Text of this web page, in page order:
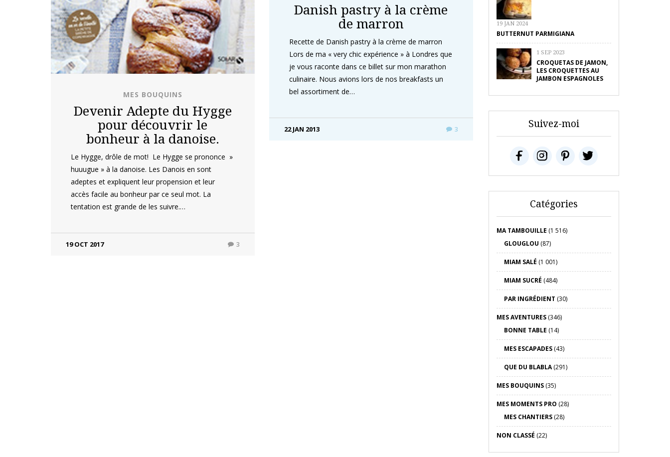
MES BOUQUINS
Devenir Adepte du Hygge
pour découvrir le
bonheur à la danoise.
Le Hygge, drôle de mot! Le Hygge se prononce »
huuugue » à la danoise. Les Danois en sont
adeptes et expliquent leur propension et leur
accès facile au bonheur par ce seul mot. La
tentation est grande de les suivre.…
19 OCT 2017 3
Danish pastry à la crème
de marron
Recette de Danish pastry à la crème de marron
Lors de ma « very chic expérience » à Londres que
je vous raconte dans ce billet sur mon marathon
culinaire. Nous avions lors de nos breakfasts un
bel assortiment de…
22 JAN 2013 3
19 JAN 2024
BUTTERNUT PARMIGIANA
1 SEP 2023
CROQUETAS DE JAMON,
LES CROQUETTES AU
JAMBON ESPAGNOLES
Suivez-moi
Catégories
MA TAMBOUILLE (1 516)
GLOUGLOU (87)
MIAM SALÉ (1 001)
MIAM SUCRÉ (484)
PAR INGRÉDIENT (30)
MES AVENTURES(346)
BONNE TABLE (14)
MES ESCAPADES(43)
QUE DU BLABLA(291)
MES BOUQUINS(35)
MES MOMENTS PRO (28)
MES CHANTIERS(28)
NON CLASSÉ (22)